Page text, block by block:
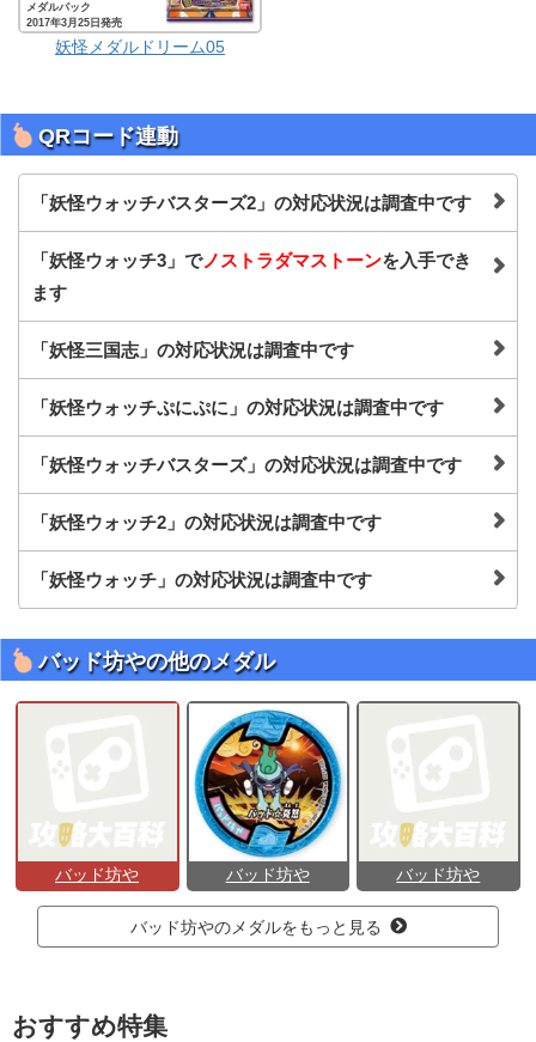
メダルパック
2017年3月25日発売
妖怪メダルドリーム05
QRコード連動
「妖怪ウォッチバスターズ2」の対応状況は調査中です
「妖怪ウォッチ3」でノストラダマストーンを入手でき
ます
「妖怪三国志」の対応状況は調査中です
「妖怪ウォッチぷにぷに」の対応状況は調査中です
「妖怪ウォッチバスターズ」の対応状況は調査中です
「妖怪ウォッチ2」の対応状況は調査中です
「妖怪ウォッチ」の対応状況は調査中です
バッド坊やの他のメダル
バッド坊や バッド坊や バッド坊や
バッド坊やのメダルをもっと見る
おすすめ特集